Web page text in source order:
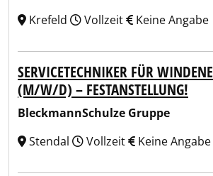
Krefeld
Vollzeit Keine Angabe
SERVICETECHNIKER FÜR
(M/W/D) – FESTANSTELLUNG!
BleckmannSchulze Gruppe
Stendal
Vollzeit Keine Angabe